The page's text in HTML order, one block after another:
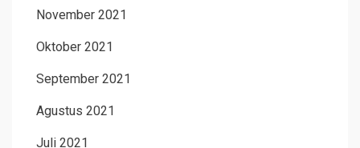
November 2021
Oktober 2021
September 2021
Agustus 2021
Juli 2021